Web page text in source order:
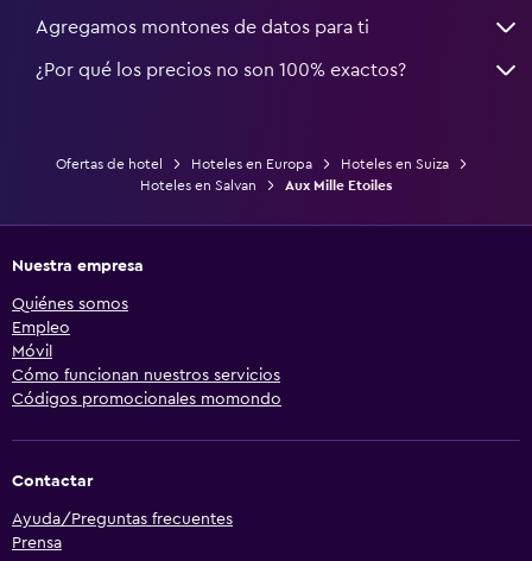
Agregamos montones de datos para ti
¿Por qué los precios no son 100% exactos?
Ofertas de hotel Hoteles en Europa
Hoteles en Suiza
Hoteles en Salvan
Aux Mille Etoiles
Nuestra empresa
Quiénes somos
Empleo
Móvil
Cómo funcionan nuestros servicios
Códigos promocionales momondo
Contactar
Ayuda/Preguntas frecuentes
Prensa